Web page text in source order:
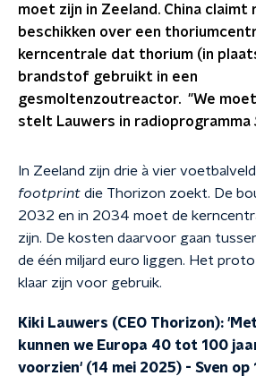
moet zijn in Zeeland. China claimt
beschikken over een
kerncentrale dat thorium (in
brandstof gebruikt in een
gesmoltenzoutreactor. "We
stelt Lauwers in radioprogramma
In Zeeland zijn drie à vier
footprint die Thorizon zoekt. De
2032 en in 2034 moet de
zijn. De kosten daarvoor gaan
de één miljard euro liggen. Het
klaar zijn voor gebruik.
Kiki Lauwers (CEO Thorizon):
kunnen we Europa 40 tot 100
voorzien' (14 mei 2025) - Sven op 1